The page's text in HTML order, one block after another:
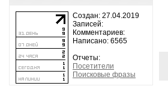
Создан: 27.04.2019
Записей:
Комментариев:
Написано: 6565
Отчеты:
Посетители
Поисковые фразы